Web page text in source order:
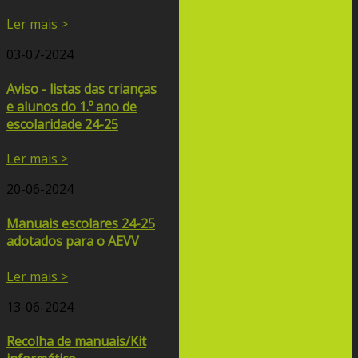
Ler mais >
03-07-2024
Aviso - listas das crianças
e alunos do 1.º ano de
escolaridade 24-25
Ler mais >
20-06-2024
Manuais escolares 24-25
adotados para o AEVV
Ler mais >
13-06-2024
Recolha de manuais/Kit